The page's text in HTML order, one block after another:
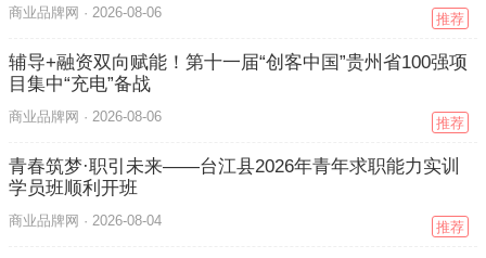
商业品牌网 · 2026-08-06 推荐
辅导+融资双向赋能！第十一届“创客中国”贵州省100强项
目集中“充电”备战
商业品牌网 · 2026-08-06 推荐
青春筑梦·职引未来——台江县2026年青年求职能力实训
学员班顺利开班
商业品牌网 · 2026-08-04 推荐